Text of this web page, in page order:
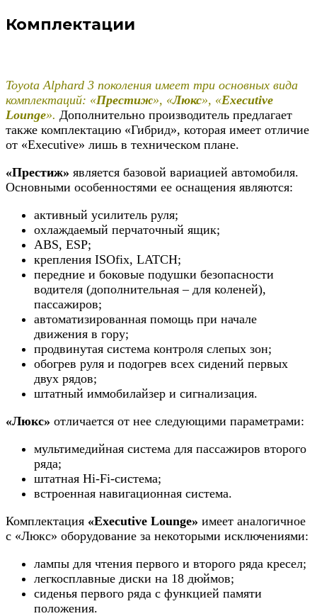
Комплектации
Toyota Alphard 3 поколения имеет три основных вида
комплектаций: «Престиж», «Люкс», «Executive
Lounge». Дополнительно производитель предлагает
также комплектацию «Гибрид», которая имеет отличие
от «Executive» лишь в техническом плане.
«Престиж» является базовой вариацией автомобиля.
Основными особенностями ее оснащения являются:
активный усилитель руля;
охлаждаемый перчаточный ящик;
ABS, ESP;
крепления ISOfix, LATCH;
передние и боковые подушки безопасности
водителя (дополнительная – для коленей),
пассажиров;
автоматизированная помощь при начале
движения в гору;
продвинутая система контроля слепых зон;
обогрев руля и подогрев всех сидений первых
двух рядов;
штатный иммобилайзер и сигнализация.
«Люкс» отличается от нее следующими параметрами:
мультимедийная система для пассажиров второго
ряда;
штатная Hi-Fi-система;
встроенная навигационная система.
Комплектация «Executive Lounge» имеет аналогичное
с «Люкс» оборудование за некоторыми исключениями:
лампы для чтения первого и второго ряда кресел;
легкосплавные диски на 18 дюймов;
сиденья первого ряда с функцией памяти
положения.